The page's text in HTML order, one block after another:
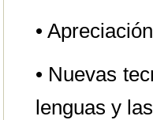
•
• Nuevas
lenguas y